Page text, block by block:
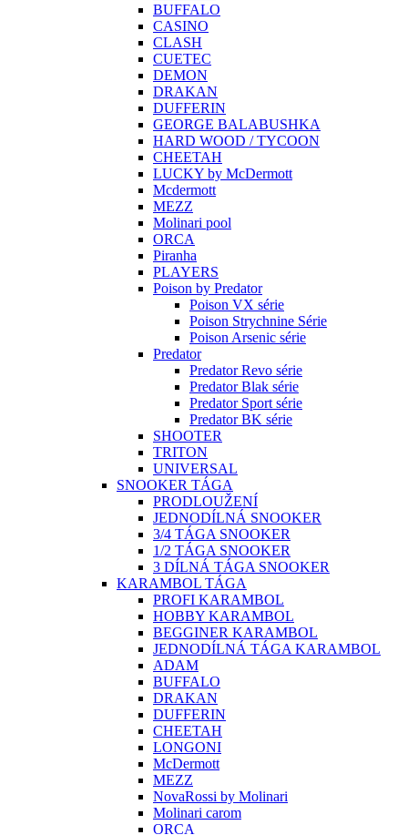
BUFFALO
CASINO
CLASH
CUETEC
DEMON
DRAKAN
DUFFERIN
GEORGE BALABUSHKA
HARD WOOD / TYCOON
CHEETAH
LUCKY by McDermott
Mcdermott
MEZZ
Molinari pool
ORCA
Piranha
PLAYERS
Poison by Predator
Poison VX série
Poison Strychnine Série
Poison Arsenic série
Predator
Predator Revo série
Predator Blak série
Predator Sport série
Predator BK série
SHOOTER
TRITON
UNIVERSAL
SNOOKER TÁGA
PRODLOUŽENÍ
JEDNODÍLNÁ SNOOKER
3/4 TÁGA SNOOKER
1/2 TÁGA SNOOKER
3 DÍLNÁ TÁGA SNOOKER
KARAMBOL TÁGA
PROFI KARAMBOL
HOBBY KARAMBOL
BEGGINER KARAMBOL
JEDNODÍLNÁ TÁGA KARAMBOL
ADAM
BUFFALO
DRAKAN
DUFFERIN
CHEETAH
LONGONI
McDermott
MEZZ
NovaRossi by Molinari
Molinari carom
ORCA